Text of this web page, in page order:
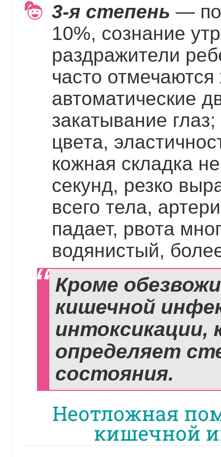
3-я степень —
10%, сознание
раздражители
часто
автоматические
закатывание
цвета,
кожная складка
секунд, резко
всего тела,
падает, рвота
водянистый,
Кроме
кишечной
интоксикации,
определяет
состояния.
Неотложная
кишечной